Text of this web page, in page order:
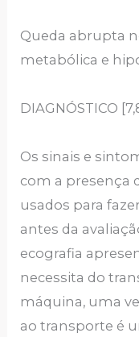
Queda abrupta
metabólica e
DIAGNÓSTICO
Os sinais e
com a presença
usados para
antes da
ecografia
necessita do
máquina, uma
ao transporte é